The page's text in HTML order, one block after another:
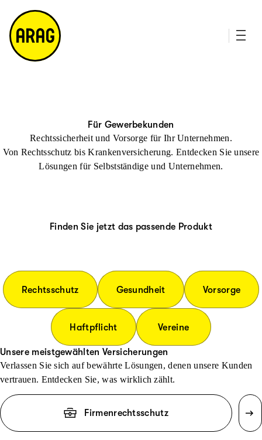
m
a
p
Für Gewerbekunden
Rechtssicherheit und Vorsorge für Ihr Unternehmen.
Von Rechtsschutz bis Krankenversicherung. Entdecken Sie unsere
Lösungen für Selbstständige und Unternehmen.
Finden Sie jetzt das passende Produkt
Rechtsschutz Gesundheit Vorsorge
Haftpflicht Vereine
Unsere meistgewählten Versicherungen
Verlassen Sie sich auf bewährte Lösungen, denen unsere Kunden
vertrauen. Entdecken Sie, was wirklich zählt.
Firmenrechtsschutz